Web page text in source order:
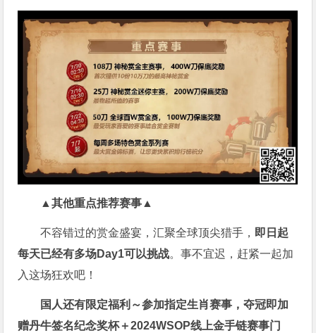
▲其他重点推荐赛事▲
不容错过的赏金盛宴，汇聚全球顶尖猎手， 即日起
每天已经有多场Day1可以挑战。事不宜迟，赶紧一起加
入这场狂欢吧！
国人还有限定福利～参加指定生肖赛事，夺冠即加
赠丹牛签名纪念奖杯＋2024WSOP线上金手链赛事门